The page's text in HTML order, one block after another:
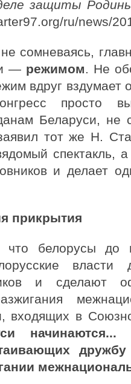
защиты
ru/news/
сомневаясь,
— режимом. Не
вдруг вздумает
просто
Беларуси, не
тот же Н.
спектакль,
и делает
прикрытия
что белорусы до
власти
и сделают
входящих в
начинаются...